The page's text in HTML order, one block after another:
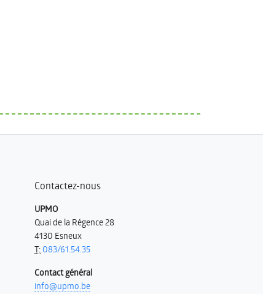
Contactez-nous
UPMO
Quai de la Régence 28
4130 Esneux
T: 083/61.54.35
Contact général
info@upmo.be